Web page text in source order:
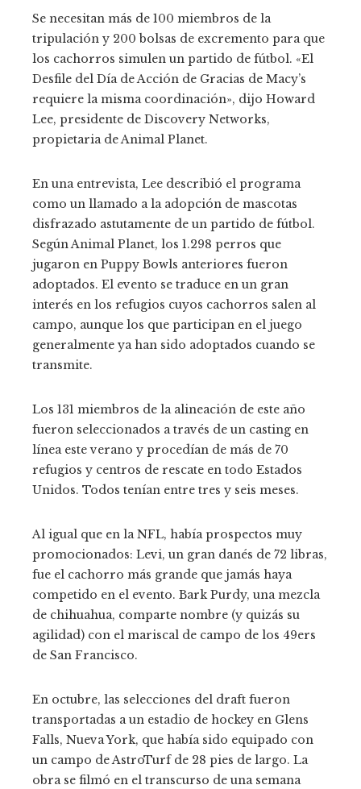
Se necesitan más de 100 miembros de la
tripulación y 200 bolsas de excremento para que
los cachorros simulen un partido de fútbol. «El
Desfile del Día de Acción de Gracias de Macy’s
requiere la misma coordinación», dijo Howard
Lee, presidente de Discovery Networks,
propietaria de Animal Planet.
En una entrevista, Lee describió el programa
como un llamado a la adopción de mascotas
disfrazado astutamente de un partido de fútbol.
Según Animal Planet, los 1.298 perros que
jugaron en Puppy Bowls anteriores fueron
adoptados. El evento se traduce en un gran
interés en los refugios cuyos cachorros salen al
campo, aunque los que participan en el juego
generalmente ya han sido adoptados cuando se
transmite.
Los 131 miembros de la alineación de este año
fueron seleccionados a través de un casting en
línea este verano y procedían de más de 70
refugios y centros de rescate en todo Estados
Unidos. Todos tenían entre tres y seis meses.
Al igual que en la NFL, había prospectos muy
promocionados: Levi, un gran danés de 72 libras,
fue el cachorro más grande que jamás haya
competido en el evento. Bark Purdy, una mezcla
de chihuahua, comparte nombre (y quizás su
agilidad) con el mariscal de campo de los 49ers
de San Francisco.
En octubre, las selecciones del draft fueron
transportadas a un estadio de hockey en Glens
Falls, Nueva York, que había sido equipado con
un campo de AstroTurf de 28 pies de largo. La
obra se filmó en el transcurso de una semana